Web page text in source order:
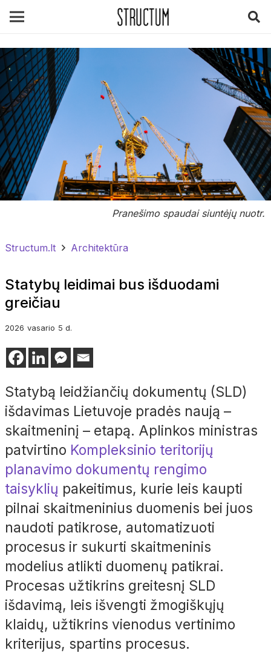
Pranešimo spaudai siuntėjų nuotr.
Structum.lt Architektūra
Statybų leidimai bus išduodami
greičiau
2026 vasario 5 d.
Statybą leidžiančių dokumentų (SLD)
išdavimas Lietuvoje pradės naują –
skaitmeninį – etapą. Aplinkos ministras
patvirtino Kompleksinio teritorijų
planavimo dokumentų rengimo
taisyklių pakeitimus, kurie leis kaupti
pilnai skaitmeninius duomenis bei juos
naudoti patikrose, automatizuoti
procesus ir sukurti skaitmeninis
modelius atlikti duomenų patikrai.
Procesas užtikrins greitesnį SLD
išdavimą, leis išvengti žmogiškųjų
klaidų, užtikrins vienodus vertinimo
kriterijus, spartins procesus.